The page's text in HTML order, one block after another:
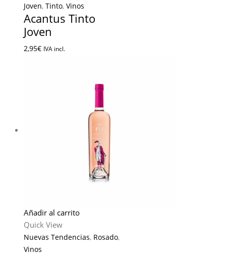
Joven, Tinto, Vinos
Acantus Tinto
Joven
2,95€ IVA incl.
Añadir al carrito
Quick View
Nuevas Tendencias, Rosado,
Vinos